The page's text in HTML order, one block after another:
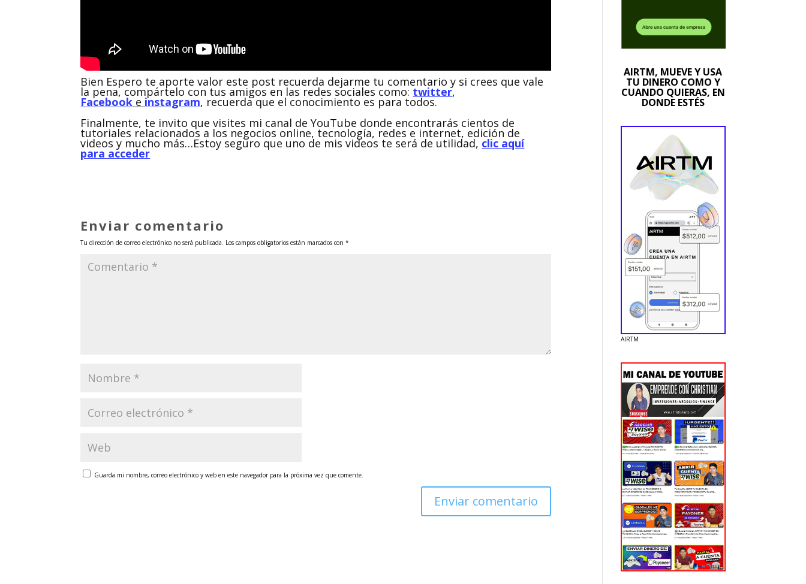
Bien Espero te aporte valor este post recuerda dejarme tu comentario y si crees que vale
la pena, compártelo con tus amigos en las redes sociales como: twitter,
Facebook e instagram, recuerda que el conocimiento es para todos.
Finalmente, te invito que visites mi canal de YouTube donde encontrarás cientos de
tutoriales relacionados a los negocios online, tecnología, redes e internet, edición de
videos y mucho más…Estoy seguro que uno de mis videos te será de utilidad, clic aquí
para acceder
Enviar comentario
Tu dirección de correo electrónico no será publicada. Los campos obligatorios están marcados con*
Guarda mi nombre, correo electrónico y web en este navegador para la próxima vez que comente.
AIRTM, MUEVE Y USA
TU DINERO COMO Y
CUANDO QUIERAS, EN
DONDE ESTÉS
AIRTM